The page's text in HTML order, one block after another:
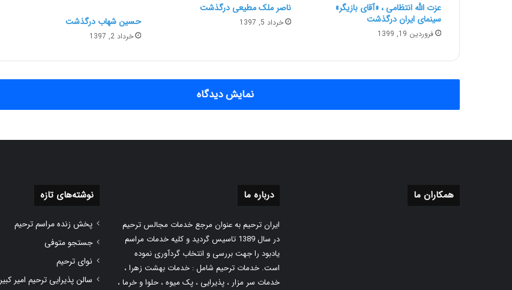
عزت الله انتظامی ، «آقای بازیگر»
سینمای ایران درگذشت
فروردین 19, 1399
ناصر ملک مطیعی درگذشت
خرداد 5, 1397 حسین شهاب درگذشت
خرداد 2, 1397
نمایش دیدگاه
همکاران ما درباره ما
ایران ترحیم به عنوان مرجع خدمات مجالس ترحیم
در سال 1389 تاسیس گردید و کلیه خدمات مراسم
یادبود را جهت بررسی و انتخاب گردآوری نموده
است. خدمات ترحیم شامل : خدمات بهشت زهرا ،
خدمات سر مزار ، پذیرایی ، پک میوه ، حلوا و خرما ،
نوشته‌های تازه
پخش زنده مراسم ترحیم
جستجو متوفی
نوای ترحیم
سالن پذیرایی ترحیم امیر کبیر